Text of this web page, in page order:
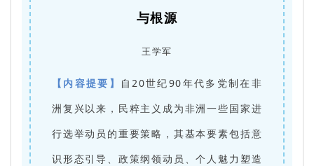
与根源
王学军
【内容提要】
自20世纪90年代多党制在非
洲复兴以来，民粹主义成为非洲一些国家进
行选举动员的重要策略，其基本要素包括意
识形态引导、政策纲领动员、个人魅力塑造